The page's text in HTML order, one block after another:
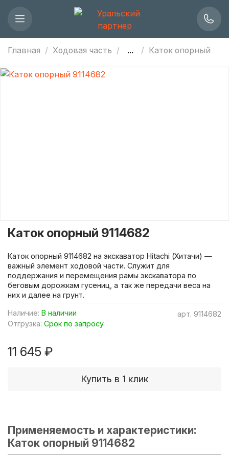
Главная Ходовая часть ... Каток опорный
арт. 9114682
Наличие: В наличии
Отгрузка: Срок по запросу
Каток опорный 9114682
11 645 ₽
Купить в 1 клик
Каток опорный 9114682 на экскаватор Hitachi (Хитачи) —
важный элемент ходовой части. Служит для
поддержания и перемещения рамы экскаватора по
беговым дорожкам гусениц, а так же передачи веса на
них и далее на грунт.
Применяемость и характеристики:
Каток опорный 9114682